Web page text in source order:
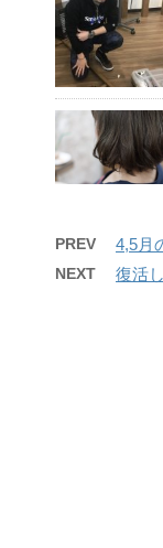
PREV 4,5月
NEXT 復活